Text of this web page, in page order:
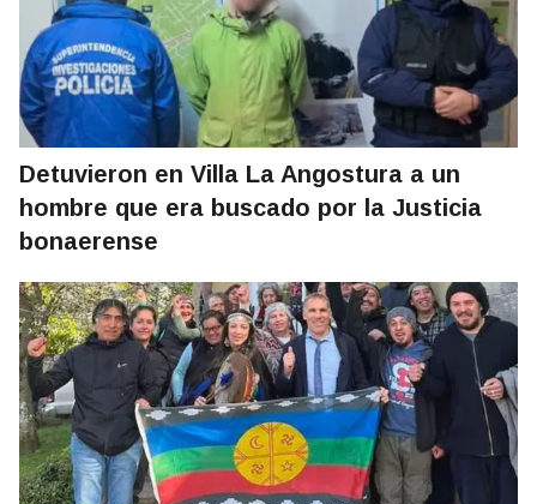
Detuvieron en Villa La Angostura a un
hombre que era buscado por la Justicia
bonaerense